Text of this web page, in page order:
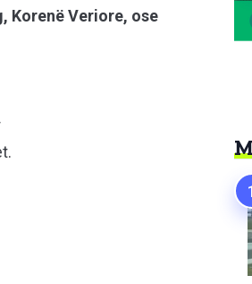
Korenë Veriore, ose